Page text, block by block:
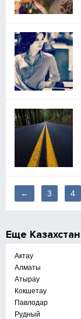
← 3 4
Еще Казахстан
Актау
Алматы
Атырау
Кокшетау
Павлодар
Рудный